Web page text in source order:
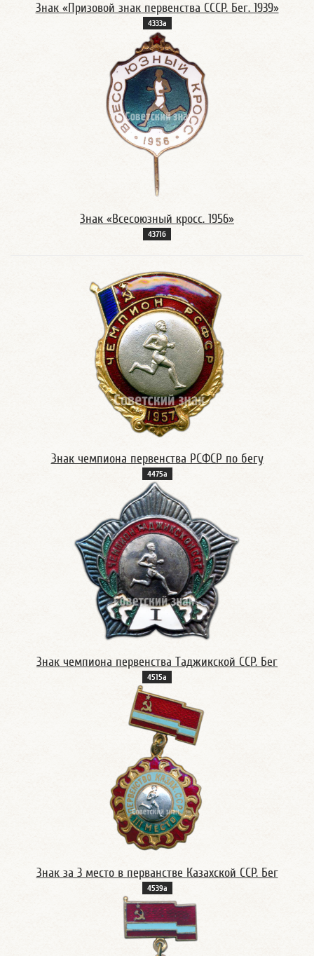
Знак «Призовой знак первенства СССР. Бег. 1939»
4333а
Знак «Всесоюзный кросс. 1956»
4371б
Знак чемпиона первенства РСФСР по бегу
4475а
Знак чемпиона первенства Таджикской ССР. Бег
4515а
Знак за 3 место в перванстве Казахской ССР. Бег
4539а